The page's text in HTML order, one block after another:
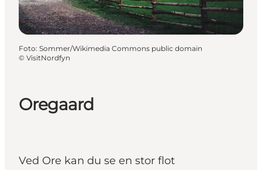
Oregaard
Ved Ore kan du se en stor flot
Foto: Sommer/Wikimedia Commons public domain
© VisitNordfyn